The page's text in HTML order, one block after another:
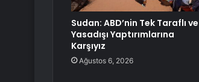
Sudan: ABD’nin Tek Taraflı ve
Yasadışı Yaptırımlarına
Karşıyız
Ağustos 6, 2026